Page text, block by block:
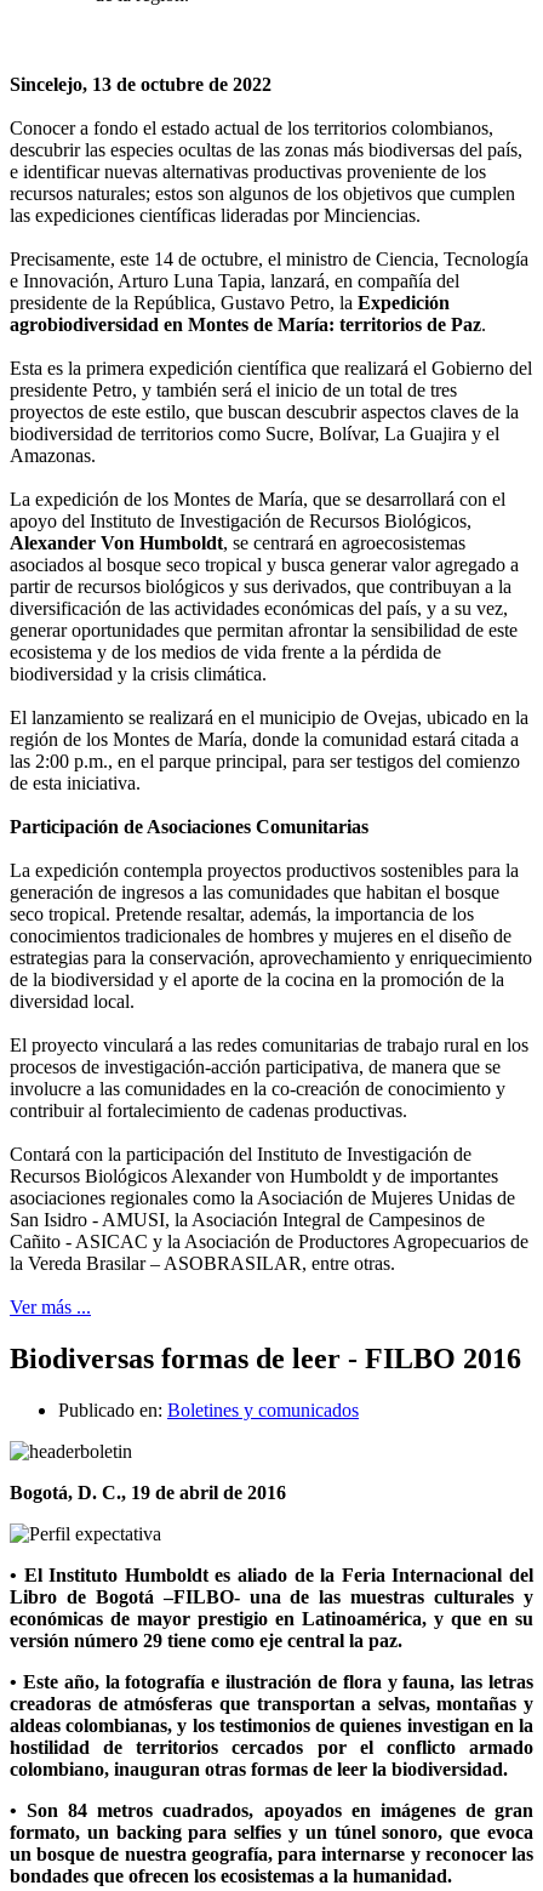
Sincelejo, 13 de octubre de 2022
Conocer a fondo el estado actual de los territorios colombianos,
descubrir las especies ocultas de las zonas más biodiversas del país,
e identificar nuevas alternativas productivas proveniente de los
recursos naturales; estos son algunos de los objetivos que cumplen
las expediciones científicas lideradas por Minciencias.
Precisamente, este 14 de octubre, el ministro de Ciencia, Tecnología
e Innovación, Arturo Luna Tapia, lanzará, en compañía del
presidente de la República, Gustavo Petro, la Expedición
agrobiodiversidad en Montes de María: territorios de Paz.
Esta es la primera expedición científica que realizará el Gobierno del
presidente Petro, y también será el inicio de un total de tres
proyectos de este estilo, que buscan descubrir aspectos claves de la
biodiversidad de territorios como Sucre, Bolívar, La Guajira y el
Amazonas.
La expedición de los Montes de María, que se desarrollará con el
apoyo del Instituto de Investigación de Recursos Biológicos,
Alexander Von Humboldt, se centrará en agroecosistemas
asociados al bosque seco tropical y busca generar valor agregado a
partir de recursos biológicos y sus derivados, que contribuyan a la
diversificación de las actividades económicas del país, y a su vez,
generar oportunidades que permitan afrontar la sensibilidad de este
ecosistema y de los medios de vida frente a la pérdida de
biodiversidad y la crisis climática.
El lanzamiento se realizará en el municipio de Ovejas, ubicado en la
región de los Montes de María, donde la comunidad estará citada a
las 2:00 p.m., en el parque principal, para ser testigos del comienzo
de esta iniciativa.
Participación de Asociaciones Comunitarias
La expedición contempla proyectos productivos sostenibles para la
generación de ingresos a las comunidades que habitan el bosque
seco tropical. Pretende resaltar, además, la importancia de los
conocimientos tradicionales de hombres y mujeres en el diseño de
estrategias para la conservación, aprovechamiento y enriquecimiento
de la biodiversidad y el aporte de la cocina en la promoción de la
diversidad local.
El proyecto vinculará a las redes comunitarias de trabajo rural en los
procesos de investigación-acción participativa, de manera que se
involucre a las comunidades en la co-creación de conocimiento y
contribuir al fortalecimiento de cadenas productivas.
Contará con la participación del Instituto de Investigación de
Recursos Biológicos Alexander von Humboldt y de importantes
asociaciones regionales como la Asociación de Mujeres Unidas de
San Isidro - AMUSI, la Asociación Integral de Campesinos de
Cañito - ASICAC y la Asociación de Productores Agropecuarios de
la Vereda Brasilar – ASOBRASILAR, entre otras.
Ver más ...
Biodiversas formas de leer - FILBO 2016
Publicado en: Boletines y comunicados
Bogotá, D. C., 19 de abril de 2016
• El Instituto Humboldt es aliado de la Feria Internacional del
Libro de Bogotá –FILBO- una de las muestras culturales y
económicas de mayor prestigio en Latinoamérica, y que en su
versión número 29 tiene como eje central la paz.
• Este año, la fotografía e ilustración de flora y fauna, las letras
creadoras de atmósferas que transportan a selvas, montañas y
aldeas colombianas, y los testimonios de quienes investigan en la
hostilidad de territorios cercados por el conflicto armado
colombiano, inauguran otras formas de leer la biodiversidad.
• Son 84 metros cuadrados, apoyados en imágenes de gran
formato, un backing para selfies y un túnel sonoro, que evoca
un bosque de nuestra geografía, para internarse y reconocer las
bondades que ofrecen los ecosistemas a la humanidad.